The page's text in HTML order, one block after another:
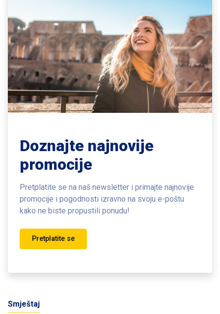
Doznajte najnovije
promocije
Pretplatite se na naš newsletter i primajte najnovije
promocije i pogodnosti izravno na svoju e-poštu
kako ne biste propustili ponudu!
Pretplatite se
Smještaj